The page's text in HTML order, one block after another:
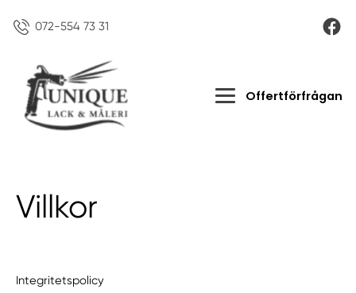
072-554 73 31
Offertförfrågan
Villkor
Integritetspolicy